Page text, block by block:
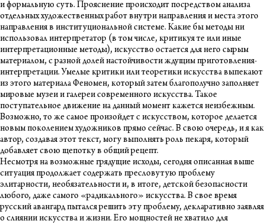
и формальную суть. Прояснение происходит посредством анализа
отдельных художественных работ внутри направления и места этого
направления в институциональной системе. Какие бы методы ни
использовал интерпретатор (в том числе, критикуя те или иные
интерпретационные методы), искусство остается для него сырым
материалом, с разной долей настойчивости ждущим приготовления-
интерпретации. Умелые критики или теоретики искусства выпекают
из этого материала Феномен, который затем благополучно заполняет
мировые музеи и галереи современного искусства. Такое
поступательное движение на данный момент кажется неизбежным.
Возможно, то же самое произойдет с искусством, которое делается
новым поколением художников прямо сейчас. В свою очередь, и я как
автор, создавая этот текст, могу выполнять роль пекаря, который
добавляет свою щепотку в общий рецепт.
Несмотря на возможные грядущие исходы, сегодня описанная выше
ситуация продолжает содержать пресловутую проблему
элитарности, необязательности и, в итоге, детской безопасности
любого, даже самого «радикального» искусства. В свое время
русский авангард пытался решить эту проблему, декларативно заявляя
о слиянии искусства и жизни. Его мощностей не хватило для